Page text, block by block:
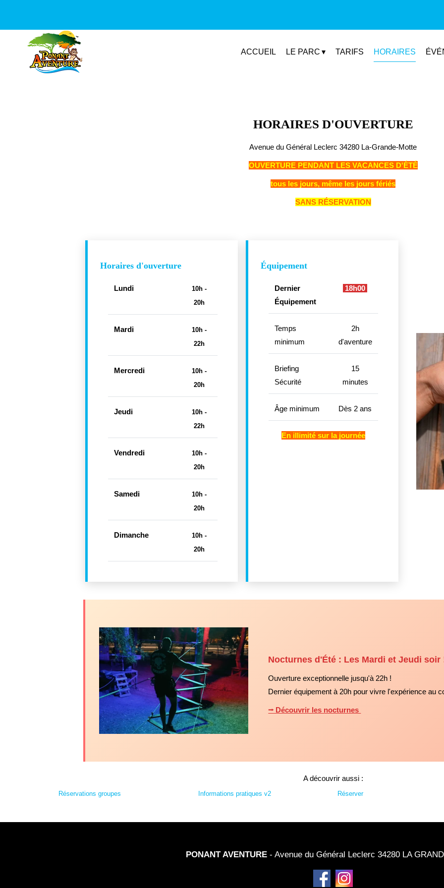
ACCUEIL LE PARC TARIFS HORAIRES
HORAIRES D'OUVERTURE
Avenue du Général Leclerc 34280 La-Grande-Motte
OUVERTURE PENDANT LES VACANCES D'ÉTÉ
tous les jours, même les jours fériés
SANS RÉSERVATION
Horaires d'ouverture
Lundi
10h -
20h
Mardi
10h -
22h
Mercredi
10h -
20h
Jeudi
10h -
22h
Vendredi
10h -
20h
Samedi
10h -
20h
Dimanche
10h -
20h
Équipement
Dernier
Équipement
18h00
Temps
minimum
2h
d'aventure
Briefing
Sécurité
15
minutes
Âge minimum Dès 2 ans
En illimité sur la journée
Nocturnes d'Été : Les Mardi et Jeudi soir
Ouverture exceptionnelle jusqu'à 22h !
Dernier équipement à 20h pour vivre l'expérience au
⭢ Découvrir les nocturnes
A découvrir aussi :
Réservations groupes Informations pratiques v2 Réserver
PONANT AVENTURE- Avenue du Général Leclerc 34280 LA